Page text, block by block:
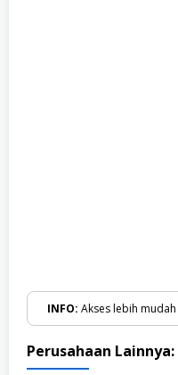
INFO: Akses lebih
Perusahaan Lainnya: